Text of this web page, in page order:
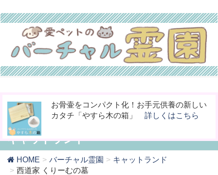
今までなかった！小動物専用の桐のお骨入れ
「タイムBOX桐」詳しくはこちら
ペットの命日や周忌にオンライン上で法要を
行える「リモート供養」 詳しくはこちら
お骨壷をコンパクト化！お手元供養の新しい
カタチ「やすら木の箱」 詳しくはこちら
キャットランド
HOME バーチャル霊園
キャットランド
西道家 くりーむの墓